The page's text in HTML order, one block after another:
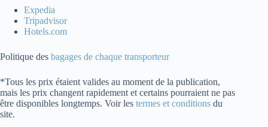
Expedia
Tripadvisor
Hotels.com
Politique des bagages de chaque transporteur
*Tous les prix étaient valides au moment de la publication,
mais les prix changent rapidement et certains pourraient ne pas
être disponibles longtemps. Voir les termes et conditions du
site.